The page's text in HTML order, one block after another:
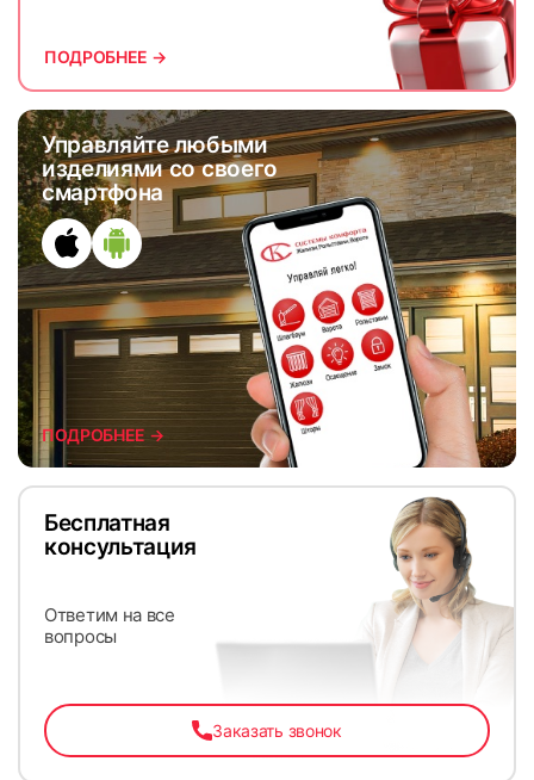
Управляйте любыми
изделиями со своего
смартфона
ПОДРОБНЕЕ →
ПОДРОБНЕЕ →
Бесплатная
консультация
Ответим на все
вопросы
Заказать звонок